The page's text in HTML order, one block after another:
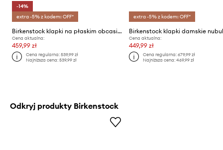
-14%
extra -5% z kodem: OFF*
Birkenstock klapki na płaskim obcasie damskie skórzane Madrid Big Buckle
Cena aktualna:
459,99 zł
Cena regularna:539,99 zł
Najniższa cena:539,99 zł
extra -5% z kodem: OFF*
Cena aktualna:
449,99 zł
Cena regularna: 679,99 zł
Najniższa cena: 469,99 zł
Odkryj produkty Birkenstock